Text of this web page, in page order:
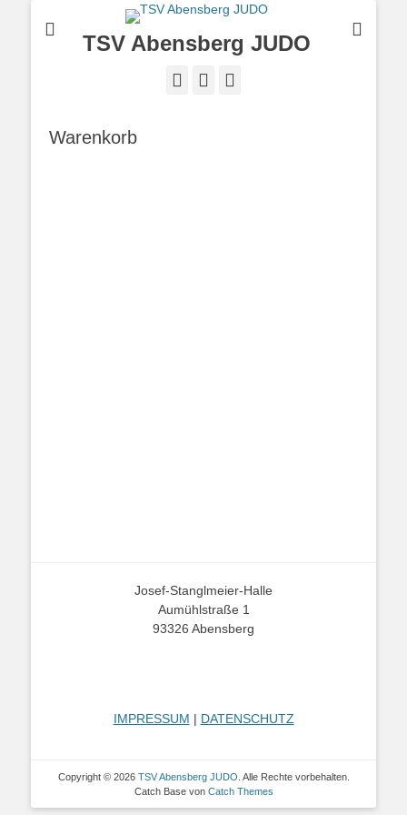
TSV Abensberg JUDO
FacebookInstagram
Warenkorb
Josef-Stanglmeier-Halle
Aumühlstraße 1
93326 Abensberg
IMPRESSUM | DATENSCHUTZ
Copyright © 2026 TSV Abensberg JUDO . Alle Rechte vorbehalten.
Catch Base von Catch Themes